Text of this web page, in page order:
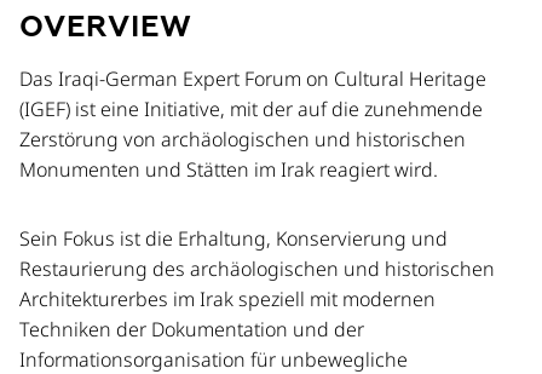
OVERVIEW
Das Iraqi-German Expert Forum on Cultural Heritage
(IGEF) ist eine Initiative, mit der auf die zunehmende
Zerstörung von archäologischen und historischen
Monumenten und Stätten im Irak reagiert wird.
Sein Fokus ist die Erhaltung, Konservierung und
Restaurierung des archäologischen und historischen
Architekturerbes im Irak speziell mit modernen
Techniken der Dokumentation und der
Informationsorganisation für unbewegliche